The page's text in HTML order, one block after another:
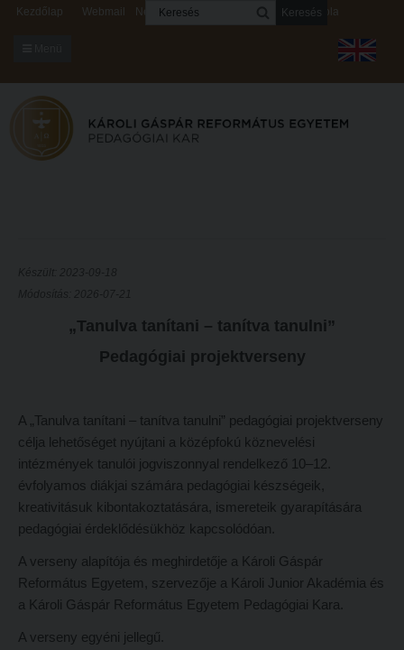
KARUNKRÓL
Dékáni Hivatal
Hittanoktató- és Kántorképző Intézet
Pedagógusképző Intézet
Minőségbiztosítás
Oktatóink
Szabályzatok
Nemzetközi mobilitás
Történeti áttekintés
Hasznos linkek
Kezdőlap Webmail Neptun Digitális rendszerek Kapcsolat
Keresés
A kar vezetése
Intézményi lelkipásztor
Hitélet
Intézetek
Hittanoktató- és Kántorképző Intézet
Pedagógusképző Intézet
Minőségbiztosítás
Oktatóink
Szabályzatok
„Tanulva tanítani – tanítva tanulni”
Pedagógiai projektverseny
A „Tanulva tanítani – tanítva tanulni” pedagógiai projektverseny
célja lehetőséget nyújtani a középfokú köznevelési
intézmények tanulói jogviszonnyal rendelkező 10–12.
évfolyamos diákjai számára pedagógiai készségeik,
kreativitásuk kibontakoztatására, ismereteik gyarapítására
pedagógiai érdeklődésükhöz kapcsolódóan.
A verseny alapítója és meghirdetője a Károli Gáspár
Református Egyetem, szervezője a Károli Junior Akadémia és
a Károli Gáspár Református Egyetem Pedagógiai Kara.
A verseny egyéni jellegű.